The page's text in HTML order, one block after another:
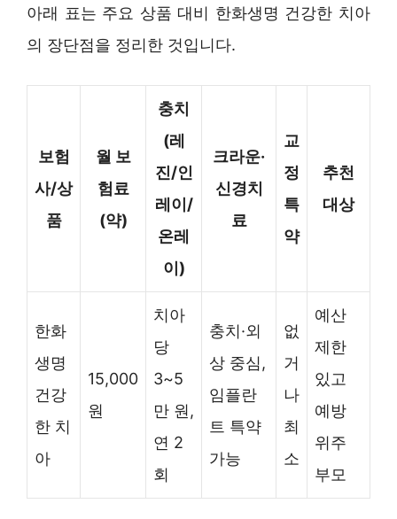
아래 표는 주요 상품 대비 한화생명 건강한 치아
의 장단점을 정리한 것입니다.
보험
사/상
품
월 보
험료
(약)
충치
(레
진/인
레이/
온레
이)
크라운·
신경치
료
교
정
특
약
추천
대상
한화
생명
건강
한 치
아
15,000
원
치아
당
3~5
만 원,
연 2
회
충치·외
상 중심,
임플란
트 특약
가능
없
거
나
최
소
예산
제한
있고
예방
위주
부모